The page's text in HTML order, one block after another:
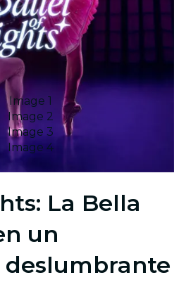
Image 1
Image 2
Image 3
Image 4
La Bella
un
deslumbrante